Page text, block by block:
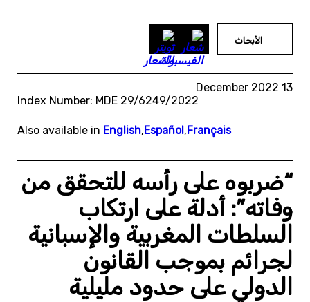
الأبحاث
13 December 2022
Index Number: MDE 29/6249/2022
Also available in English,Español,Français
“ضربوه على رأسه للتحقق من
وفاته”: أدلة على ارتكاب
السلطات المغربية والإسبانية
لجرائم بموجب القانون
الدولي على حدود مليلية